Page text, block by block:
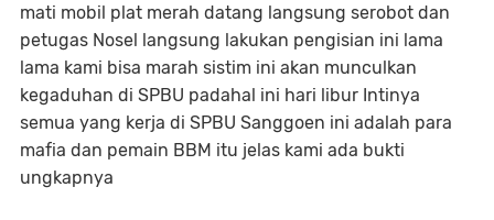
mati mobil plat merah datang langsung serobot dan
petugas Nosel langsung lakukan pengisian ini lama
lama kami bisa marah sistim ini akan munculkan
kegaduhan di SPBU padahal ini hari libur Intinya
semua yang kerja di SPBU Sanggoen ini adalah para
mafia dan pemain BBM itu jelas kami ada bukti
ungkapnya